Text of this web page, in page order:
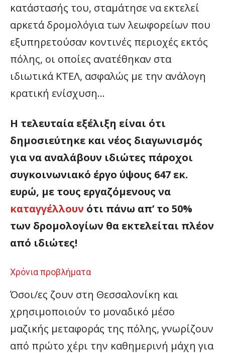
κατάστασής του, σταμάτησε να εκτελεί
αρκετά δρομολόγια των λεωφορείων που
εξυπηρετούσαν κοντινές περιοχές εκτός
πόλης, οι οποίες ανατέθηκαν στα
ιδιωτικά ΚΤΕΛ, ασφαλώς με την ανάλογη
κρατική ενίσχυση…
Η τελευταία εξέλιξη είναι ότι
δημοσιεύτηκε και νέος διαγωνισμός
για να αναλάβουν ιδιώτες πάροχοι
συγκοινωνιακό έργο ύψους 647 εκ.
ευρώ, με τους εργαζόμενους να
καταγγέλλουν ότι πάνω απ’ το 50%
των δρομολογίων θα εκτελείται πλέον
από ιδιώτες!
Χρόνια προβλήματα
Όσοι/ες ζουν στη Θεσσαλονίκη και
χρησιμοποιούν το μοναδικό μέσο
μαζικής μεταφοράς της πόλης, γνωρίζουν
από πρώτο χέρι την καθημερινή μάχη για